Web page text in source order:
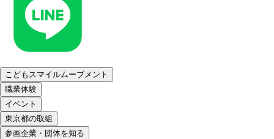
こどもスマイルムーブメント
職業体験
イベント
東京都の取組
参画企業・団体を知る